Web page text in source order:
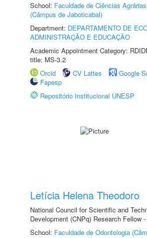
School: Faculdade de Ciências
(Câmpus de Jaboticabal)
Department: DEPARTAMENTO DE
ADMINISTRAÇÃO E EDUCAÇÃO
Academic Appointment Category:
title: MS-3.2
Orcid
CV Lattes
Google
Fapesp
Repositório Institucional UNESP
Letícia Helena Theodoro
National Council for Scientific and
Development (CNPq) Research Fellow
School: Faculdade de Odontologia